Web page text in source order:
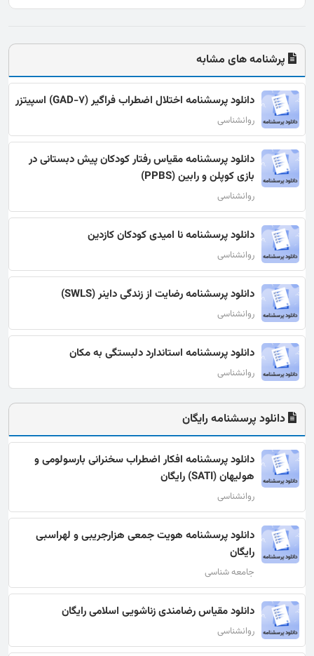
پرشنامه های مشابه
دانلود پرسشنامه اختلال اضطراب فراگیر (GAD-7) اسپیتزر
روانشناسی
دانلود پرسشنامه مقیاس رفتار کودکان پیش‌ دبستانی در
بازی کوپلن و رابین (PPBS)
روانشناسی
دانلود پرسشنامه نا امیدی کودکان کازدین
روانشناسی
دانلود پرسشنامه رضایت از زندگی داینر (SWLS)
روانشناسی
دانلود پرسشنامه استاندارد دلبستگی به مکان
روانشناسی
دانلود پرسشنامه رایگان
دانلود پرسشنامه افکار اضطراب سخنرانی بارسولومی و
هولیهان (SATI) رایگان
روانشناسی
دانلود پرسشنامه هویت جمعی هزارجریبی و لهراسبی
رایگان
جامعه شناسی
دانلود مقیاس رضامندی زناشویی اسلامی رایگان
روانشناسی